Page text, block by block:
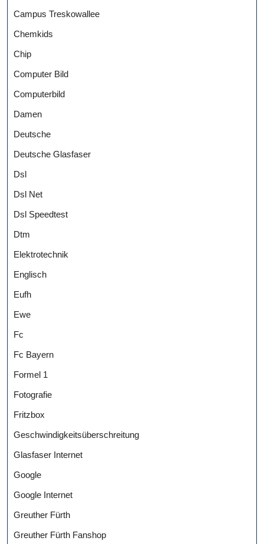
Campus Treskowallee
Chemkids
Chip
Computer Bild
Computerbild
Damen
Deutsche
Deutsche Glasfaser
Dsl
Dsl Net
Dsl Speedtest
Dtm
Elektrotechnik
Englisch
Eufh
Ewe
Fc
Fc Bayern
Formel 1
Fotografie
Fritzbox
Geschwindigkeitsüberschreitung
Glasfaser Internet
Google
Google Internet
Greuther Fürth
Greuther Fürth Fanshop